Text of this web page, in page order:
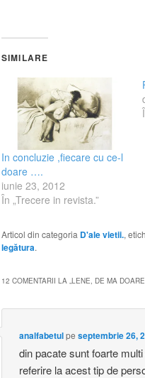
SIMILARE
In concluzie ,fiecare cu ce-l
doare ….
iunie 23, 2012
În „Trecere in revista.”
Articol din categoria D'ale vietii.,
legătura.
12 COMENTARII LA „ LENE, DE MA
analfabetulpeseptembrie 26,
din pacate sunt foarte
referire la acest tip de